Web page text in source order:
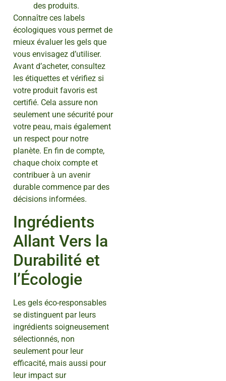
des produits.
Connaître ces labels
écologiques vous permet de
mieux évaluer les gels que
vous envisagez d’utiliser.
Avant d’acheter, consultez
les étiquettes et vérifiez si
votre produit favoris est
certifié. Cela assure non
seulement une sécurité pour
votre peau, mais également
un respect pour notre
planète. En fin de compte,
chaque choix compte et
contribuer à un avenir
durable commence par des
décisions informées.
Ingrédients
Allant Vers la
Durabilité et
l’Écologie
Les gels éco-responsables
se distinguent par leurs
ingrédients soigneusement
sélectionnés, non
seulement pour leur
efficacité, mais aussi pour
leur impact sur